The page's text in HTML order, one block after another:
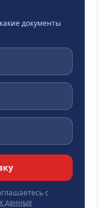
документы
с
данных